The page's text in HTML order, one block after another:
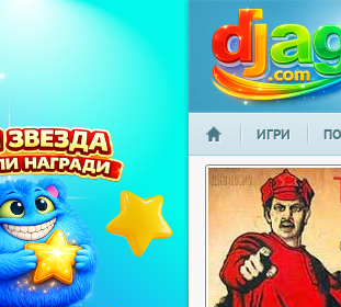
djagi.com
НАЧАЛО
ИГРИ